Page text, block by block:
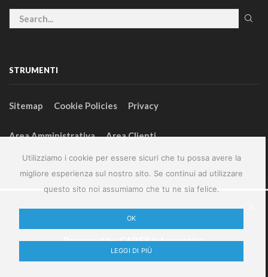
Utilizziamo i cookie per essere sicuri che tu possa avere la
migliore esperienza sul nostro sito. Se continui ad utilizzare
questo sito noi assumiamo che tu ne sia felice.
OK
LEGGI DI PIÙ
STRUMENTI
Sitemap Cookie Policies Privacy
Area Amministrativa Area Clienti
2024 – GeneralFarm srl – P.IVA 00127580355
Powered byCABER Informatica